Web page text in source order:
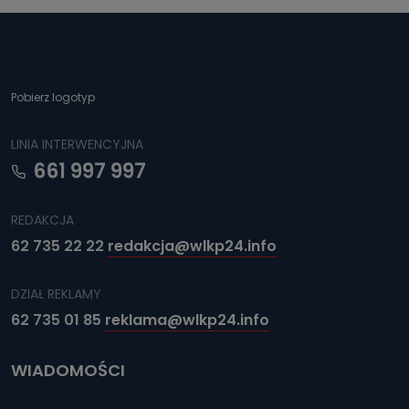
trzecim, jak również nie są one wykorzystywane w
procesach zautomatyzowanego profilowania.
Co mogą Państwo zrobić z
przekazanymi nam danymi?
Pro-Art z siedzibą w miejscowości Ostrów Wielkopolski (63-
400) przy ul. Wolności 19 dostępu do danych osobowych
dotyczących Państwa oraz uzyskania ich kopii, a także
żądania ich sprostowania, usunięcia danych,
Do kiedy Państwa dane osobowe będą
przechowywane?
Do czasu wycofania zgody lub, jeśli dane będą
przetwarzane na podstawie prawnie uzasadnionego celu
Pobierz logotyp
LINIA INTERWENCYJNA
661 997 997
REDAKCJA
62 735 22 22 redakcja@wlkp24.info
DZIAŁ REKLAMY
62 735 01 85 reklama@wlkp24.info
WIADOMOŚCI